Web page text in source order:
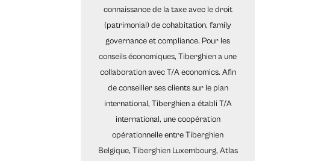
connaissance de la taxe avec le droit
(patrimonial) de cohabitation, family
governance et compliance. Pour les
conseils économiques, Tiberghien a une
collaboration avec T/A economics. Afin
de conseiller ses clients sur le plan
international, Tiberghien a établi T/A
international, une coopération
opérationnelle entre Tiberghien
Belgique, Tiberghien Luxembourg, Atlas